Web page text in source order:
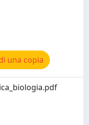
una copia